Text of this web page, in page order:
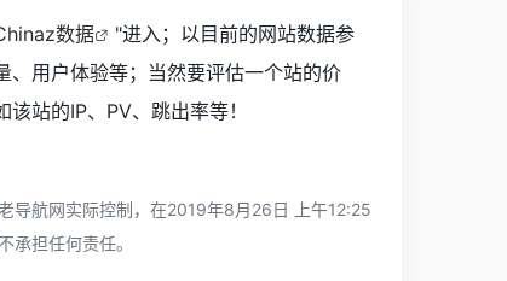
数据
"进入；以目前的网站数据参
、用户体验等；当然要评估一个站的价
站的IP、PV、跳出率等！
导航网实际控制，在2019年8月26日 上午12:25
担任何责任。